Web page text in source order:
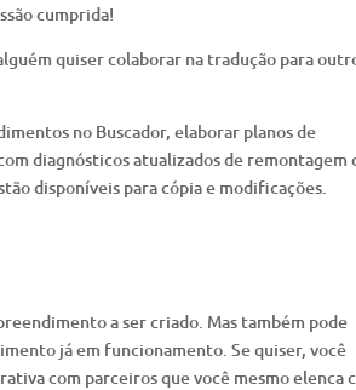
cumprida!
quiser colaborar na tradução para
no Buscador, elaborar planos de
diagnósticos atualizados de remontagem
disponíveis para cópia e modificações.
a ser criado. Mas também pode
já em funcionamento. Se quiser, você
com parceiros que você mesmo elenca